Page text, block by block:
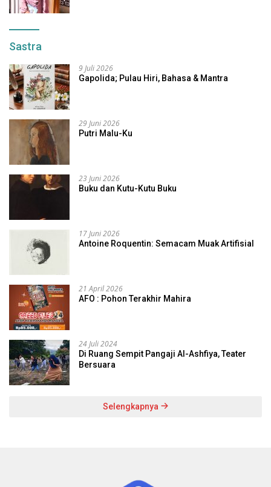
Sastra
9 Juli 2026
Gapolida; Pulau Hiri, Bahasa & Mantra
29 Juni 2026
Putri Malu-Ku
23 Juni 2026
Buku dan Kutu-Kutu Buku
17 Juni 2026
Antoine Roquentin: Semacam Muak Artifisial
21 April 2026
AFO : Pohon Terakhir Mahira
24 Juli 2024
Di Ruang Sempit Pangaji Al-Ashfiya, Teater
Bersuara
Selengkapnya